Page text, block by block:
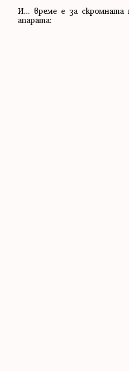
И... време е за
апарата: